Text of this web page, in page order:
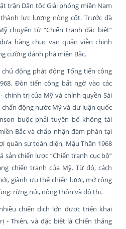
trận Dân tộc Giải phóng miền Nam
lực lượng nòng cốt. Trước đà
chuyển từ “Chiến tranh đặc biệt”
hàng chục vạn quân viễn chinh
cường đánh phá miền Bắc.
động phát động Tổng tiến công
Đòn tiến công bất ngờ vào các
trị của Mỹ và chính quyền Sài
động nước Mỹ và dư luận quốc
buộc phải tuyên bố không tái
Bắc và chấp nhận đàm phán tại
quân sự toàn diện, Mậu Thân 1968
sản chiến lược “Chiến tranh cục bộ”
chiến tranh của Mỹ. Từ đó, cách
giành ưu thế chiến lược, mở rộng
rừng núi, nông thôn và đô thị.
chiến dịch lớn được triển khai
- Thiên, và đặc biệt là Chiến thắng